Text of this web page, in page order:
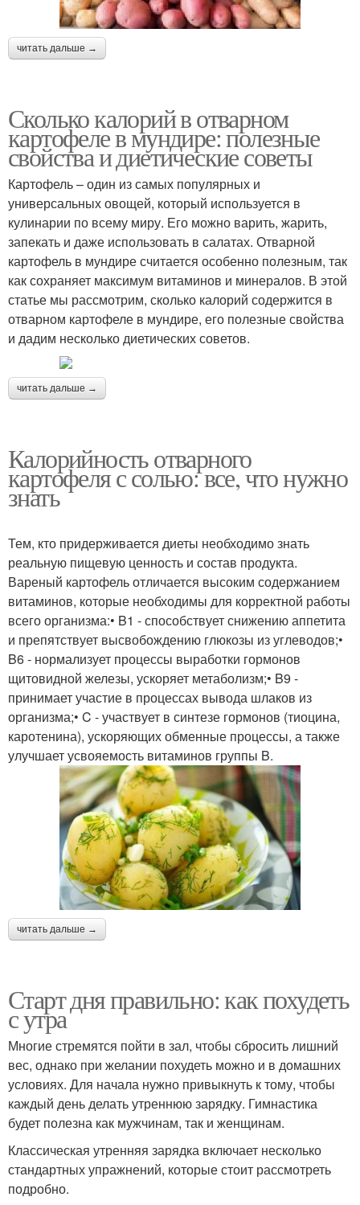
читать дальше →
Сколько калорий в отварном
картофеле в мундире: полезные
свойства и диетические советы
Картофель – один из самых популярных и
универсальных овощей, который используется в
кулинарии по всему миру. Его можно варить, жарить,
запекать и даже использовать в салатах. Отварной
картофель в мундире считается особенно полезным, так
как сохраняет максимум витаминов и минералов. В этой
статье мы рассмотрим, сколько калорий содержится в
отварном картофеле в мундире, его полезные свойства
и дадим несколько диетических советов.
читать дальше →
Калорийность отварного
картофеля с солью: все, что нужно
знать
Тем, кто придерживается диеты необходимо знать
реальную пищевую ценность и состав продукта.
Вареный картофель отличается высоким содержанием
витаминов, которые необходимы для корректной работы
всего организма:• B1 - способствует снижению аппетита
и препятствует высвобождению глюкозы из углеводов;•
B6 - нормализует процессы выработки гормонов
щитовидной железы, ускоряет метаболизм;• B9 -
принимает участие в процессах вывода шлаков из
организма;• C - участвует в синтезе гормонов (тиоцина,
каротенина), ускоряющих обменные процессы, а также
улучшает усвояемость витаминов группы B.
читать дальше →
Старт дня правильно: как похудеть
с утра
Многие стремятся пойти в зал, чтобы сбросить лишний
вес, однако при желании похудеть можно и в домашних
условиях. Для начала нужно привыкнуть к тому, чтобы
каждый день делать утреннюю зарядку. Гимнастика
будет полезна как мужчинам, так и женщинам.
Классическая утренняя зарядка включает несколько
стандартных упражнений, которые стоит рассмотреть
подробно.